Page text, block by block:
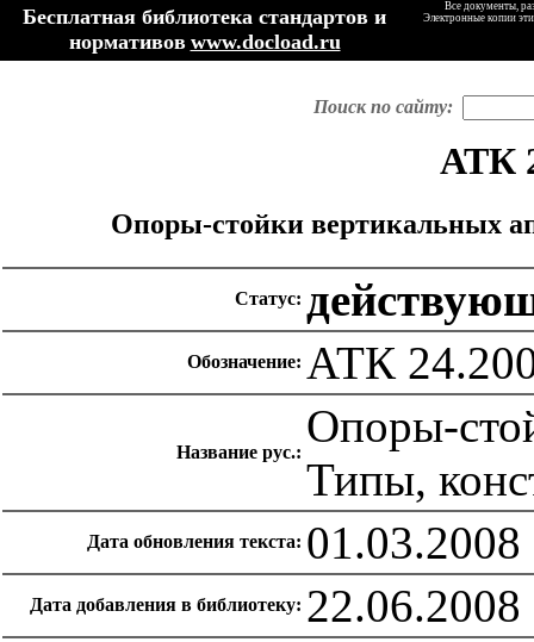
Бесплатная библиотека стандартов и
нормативов www.docload.ru
Все документы,
Электронные копии
Поиск по сайту:
АТК
Опоры-стойки вертикальных
Статус:
Обозначение: АТК
Название рус.:
Опоры-
Типы,
Дата обновления текста: 01.03.2008
Дата добавления в библиотеку: 22.06.2008